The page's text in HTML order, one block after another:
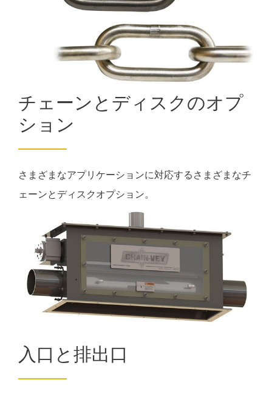
チェーンとディスクのオプ
ション
さまざまなアプリケーションに対応するさまざまなチ
ェーンとディスクオプション。
入口と排出口